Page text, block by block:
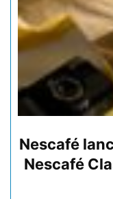
Nescafé
Nescafé